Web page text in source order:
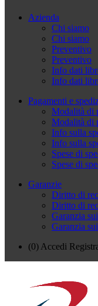
Azienda
Chi siamo
Chi siamo
Preventivo
Preventivo
Info dati
Info dati
Pagamenti e
Modalità di
Modalità di
Info sulla
Info sulla
Spese di
Spese di
Garanzie
Diritto di
Diritto di
Garanzia
Garanzia
(0) Accedi